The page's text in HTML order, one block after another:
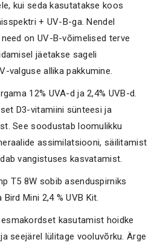
kui seda kasutatakse koos
+ UV-B-ga. Nendel
on UV-B-võimelised terve
jäetakse sageli
valguse allika pakkumine.
12% UVA-d ja 2,4% UVB-d.
D3-vitamiini sünteesi ja
See soodustab loomulikku
assimilatsiooni, säilitamist
vangistuses kasvatamist.
T5 8W sobib asenduspirniks
Mini 2,4 % UVB Kit.
esmakordset kasutamist hoidke
seejärel lülitage vooluvõrku. Ärge